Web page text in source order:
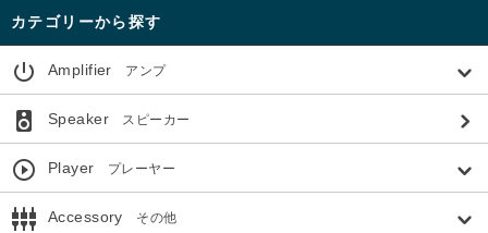
カテゴリーから探す
power_settings_new Amplifier アンプ
speaker Speakerスピーカー
play_circle_outline Player プレーヤー
settings_input_component Accessory その他